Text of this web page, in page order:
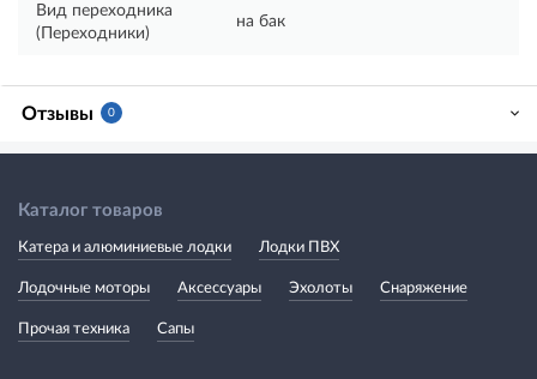
Вид переходника
(Переходники)
на бак
Отзывы 0
Каталог товаров
Катера и алюминиевые лодки Лодки ПВХ
Лодочные моторы Аксессуары Эхолоты Снаряжение
Прочая техника Сапы